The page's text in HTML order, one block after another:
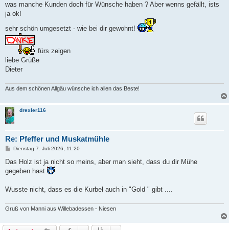
r
a
was manche Kunden doch für Wünsche haben ? Aber wenns gefällt, ists
ja ok!
sehr schön umgesetzt - wie bei dir gewohnt!
fürs zeigen
liebe Grüße
Dieter
Aus dem schönen Allgäu wünsche ich allen das Beste!
drexler116
Re: Pfeffer und Muskatmühle
B
i
r
Dienstag 7. Juli 2026, 11:20
Das Holz ist ja nicht so meins, aber man sieht, dass du dir Mühe
gegeben hast
Wusste nicht, dass es die Kurbel auch in "Gold " gibt ....
Gruß von Manni aus Willebadessen - Niesen